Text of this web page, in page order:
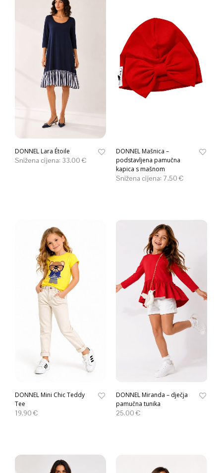
DONNEL Lara Étoile
Snižena cijena: 33.00€
DONNEL Mašnica –
podstavljena pamučna
kapica s mašnom
Snižena cijena: 7.50€
DONNEL Mini Chic Teddy
Tee
19.90€
DONNEL Miranda – dječja
pamučna tunika
25.00€